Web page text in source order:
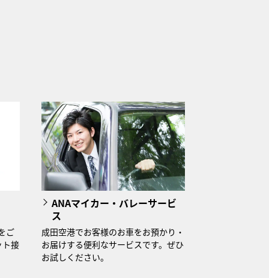
ご
接
ANAマイカー・バレーサービ
ス
成田空港でお客様のお車をお預かり・
お届けする便利なサービスです。ぜひ
お試しください。